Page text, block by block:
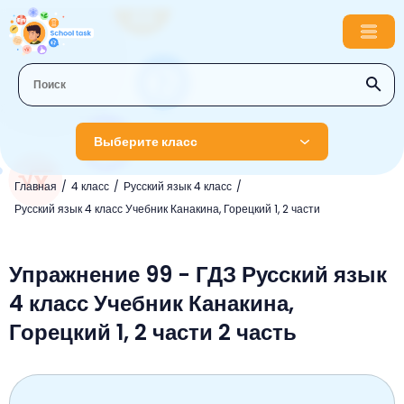
Выберите класс
Главная 4 класс
Русский язык 4 класс
Русский язык 4 класс Учебник Канакина, Горецкий 1, 2 части
1 класс
Русский язык
Литературное чтение
Окружающий мир
Математика
Математика
Английский язык
Информатика
Литературное чтение
3 класс
Музыка
Окружающий мир
4 класс
Упражнение 99 - ГДЗ Русский язык
4 класс Учебник Канакина,
Горецкий 1, 2 части 2 часть